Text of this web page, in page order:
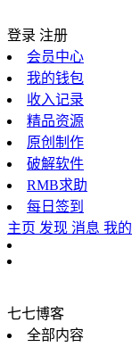
登录 注册
会员中心
我的钱包
收入记录
精品资源
原创制作
破解软件
RMB求助
每日签到
主页 发现 消息 我的
七七博客
全部内容